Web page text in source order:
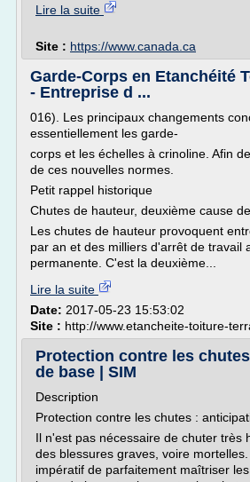
Lire la suite
Site : https://www.canada.ca
Garde-Corps en Etanchéité
- Entreprise d ...
016). Les principaux changements
essentiellement les garde-
corps et les échelles à crinoline. Afin
de ces nouvelles normes.
Petit rappel historique
Chutes de hauteur, deuxième cause
Les chutes de hauteur provoquent
par an et des milliers d'arrêt de travail
permanente. C'est la deuxième...
Lire la suite
Date: 2017-05-23 15:53:02
Site : http://www.etancheite-toiture-
Protection contre les
de base | SIM
Description
Protection contre les chutes :
Il n'est pas nécessaire de chuter très
des blessures graves, voire
impératif de parfaitement maîtriser